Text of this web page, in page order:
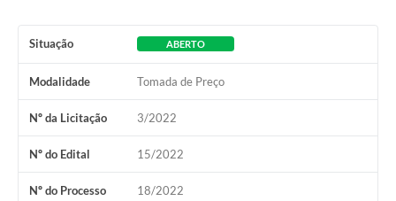
Situação ABERTO
Modalidade Tomada de Preço
Nº da Licitação 3/2022
Nº do Edital 15/2022
Nº do Processo 18/2022